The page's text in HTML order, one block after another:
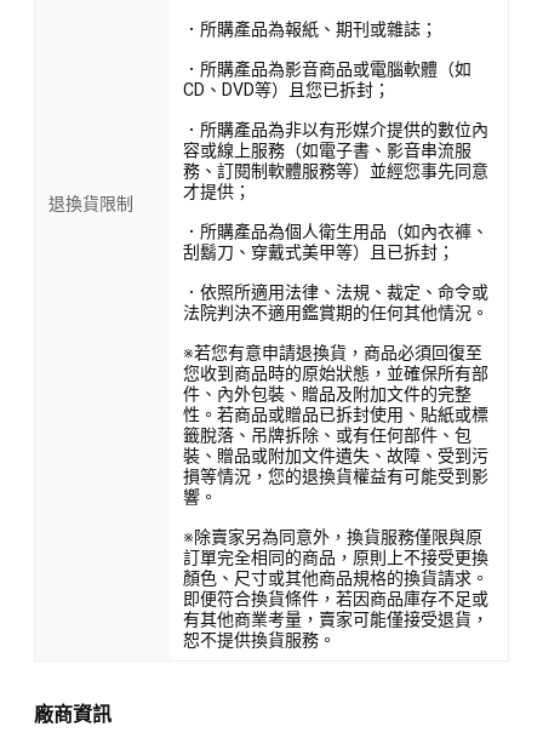
退換貨限制
．所購產品為報紙、期刊或雜誌；
．所購產品為影音商品或電腦軟體（如
CD、DVD等）且您已拆封；
．所購產品為非以有形媒介提供的數位內
容或線上服務（如電子書、影音串流服
務、訂閱制軟體服務等）並經您事先同意
才提供；
．所購產品為個人衛生用品（如內衣褲、
刮鬍刀、穿戴式美甲等）且已拆封；
．依照所適用法律、法規、裁定、命令或
法院判決不適用鑑賞期的任何其他情況。
※若您有意申請退換貨，商品必須回復至
您收到商品時的原始狀態，並確保所有部
件、內外包裝、贈品及附加文件的完整
性。若商品或贈品已拆封使用、貼紙或標
籤脫落、吊牌拆除、或有任何部件、包
裝、贈品或附加文件遺失、故障、受到污
損等情況，您的退換貨權益有可能受到影
響。
※除賣家另為同意外，換貨服務僅限與原
訂單完全相同的商品，原則上不接受更換
顏色、尺寸或其他商品規格的換貨請求。
即便符合換貨條件，若因商品庫存不足或
有其他商業考量，賣家可能僅接受退貨，
恕不提供換貨服務。
廠商資訊